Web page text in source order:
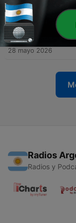
29 mayo 2026
81 - Skinwalker,
PODCAST
28 mayo 2026
Radios
Radios y